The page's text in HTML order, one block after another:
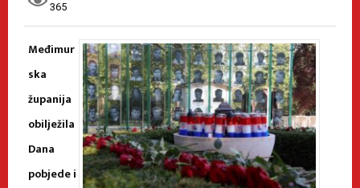
365
Međimur
ska
županija
obilježila
Dana
pobjede i